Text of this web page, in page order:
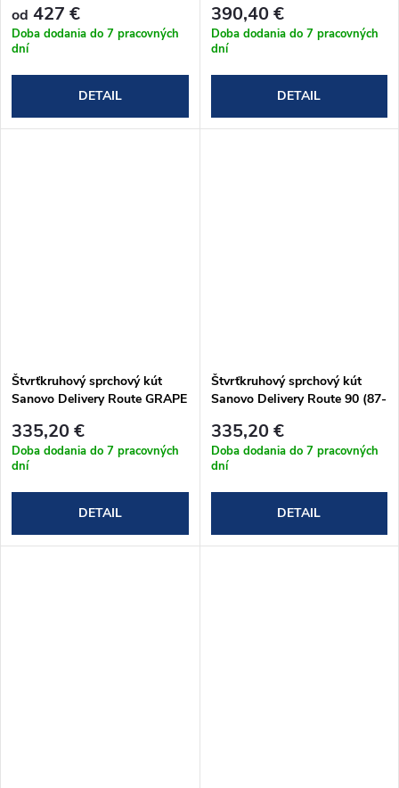
od 427 €
Doba dodania do 7 pracovných
dní
DETAIL
390,40 €
Doba dodania do 7 pracovných
dní
DETAIL
Štvrťkruhový sprchový kút
Sanovo Delivery Route GRAPE
(DELR_90G)
335,20 €
Doba dodania do 7 pracovných
dní
DETAIL
Štvrťkruhový sprchový kút
Sanovo Delivery Route 90 (87-
335,20 €
Doba dodania do 7 pracovných
dní
DETAIL